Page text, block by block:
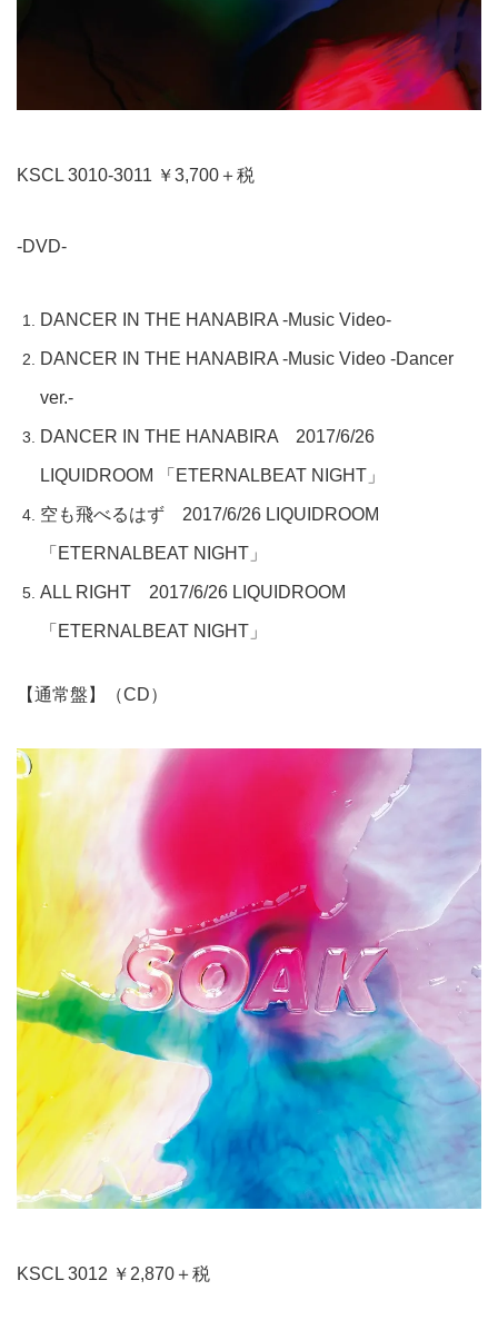
KSCL 3010-3011 ￥3,700＋税
-DVD-
DANCER IN THE HANABIRA -Music Video-
DANCER IN THE HANABIRA -Music Video -Dancer
ver.-
DANCER IN THE HANABIRA 2017/6/26
LIQUIDROOM 「ETERNALBEAT NIGHT」
空も飛べるはず 2017/6/26 LIQUIDROOM
「ETERNALBEAT NIGHT」
ALL RIGHT 2017/6/26 LIQUIDROOM
「ETERNALBEAT NIGHT」
【通常盤】（CD）
KSCL 3012 ￥2,870＋税